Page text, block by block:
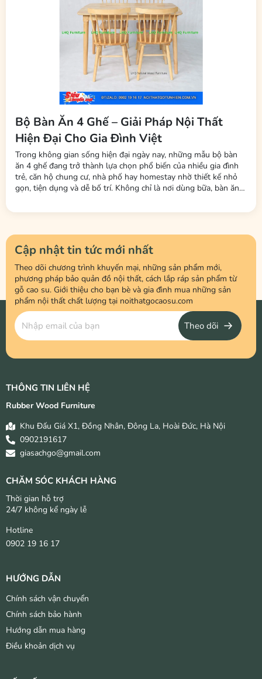
Bộ Bàn Ăn 4 Ghế – Giải Pháp Nội Thất
Hiện Đại Cho Gia Đình Việt
Trong không gian sống hiện đại ngày nay, những mẫu bộ bàn
ăn 4 ghế đang trở thành lựa chọn phổ biến của nhiều gia đình
trẻ, căn hộ chung cư, nhà phố hay homestay nhờ thiết kế nhỏ
gọn, tiện dụng và dễ bố trí. Không chỉ là nơi dùng bữa, bàn ăn
ngày làm việc và học tập. Tại Nội Thất LHQ Furniture, nhiều
Cập nhật tin tức mới nhất
Theo dõi chương trình khuyến mại, những sản phẩm mới,
phương pháp bảo quản đồ nội thất, cách lắp ráp sản phẩm từ
gỗ cao su. Giới thiệu cho bạn bè và gia đình mua những sản
phẩm nội thất chất lượng tại noithatgocaosu.com
Theo dõi
THÔNG TIN LIÊN HỆ
Rubber Wood Furniture
Khu Đấu Giá X1, Đồng Nhân, Đông La, Hoài Đức, Hà Nội
0902191617
giasachgo@gmail.com
CHĂM SÓC KHÁCH HÀNG
Thời gian hỗ trợ
24/7 không kể ngày lễ
Hotline
0902 19 16 17
HƯỚNG DẪN
Chính sách vận chuyển
Chính sách bảo hành
Hướng dẫn mua hàng
Điều khoản dịch vụ